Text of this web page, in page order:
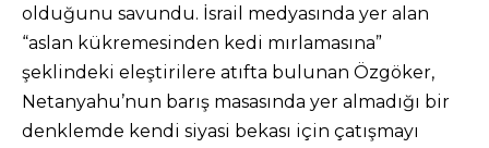
olduğunu savundu. İsrail medyasında yer alan
“aslan kükremesinden kedi mırlamasına”
şeklindeki eleştirilere atıfta bulunan Özgöker,
Netanyahu’nun barış masasında yer almadığı bir
denklemde kendi siyasi bekası için çatışmayı